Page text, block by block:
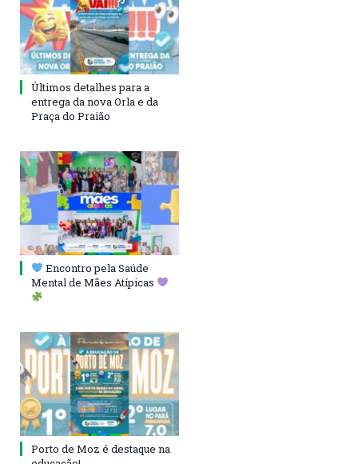
Últimos detalhes para a
entrega da nova Orla e da
Praça do Praião
Encontro pela Saúde
Mental de Mães Atípicas
Porto de Moz é destaque na